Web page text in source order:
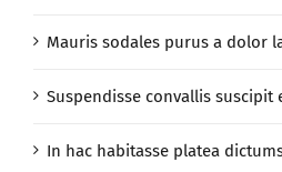
Mauris sodales purus a dolor
Suspendisse convallis suscipit
In hac habitasse platea